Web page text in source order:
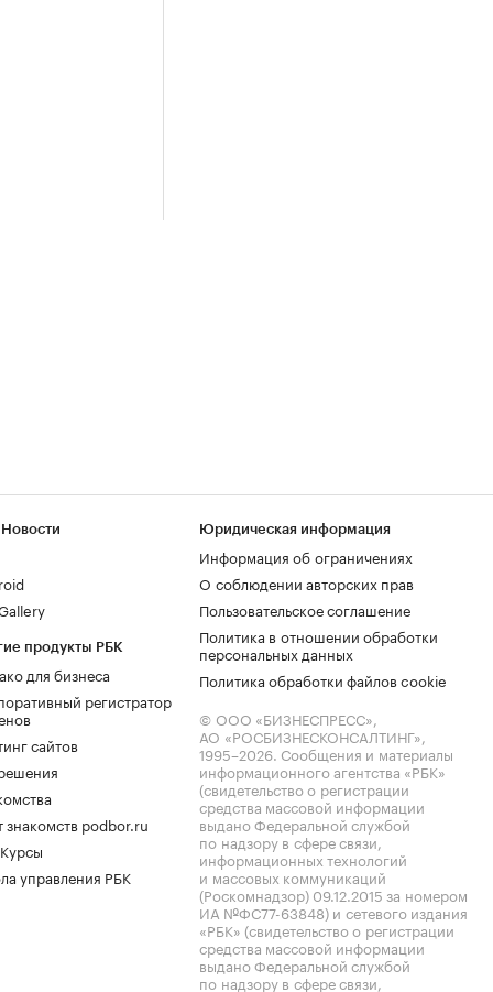
продукты РБК
для бизнеса
регистратор
сайтов
знакомств podbor.ru
управления РБК
Юридическая информация
Информация об ограничениях
О соблюдении авторских прав
Пользовательское соглашение
Политика в отношении обработки
персональных данных
Политика обработки файлов cookie
© ООО «БИЗНЕСПРЕСС»,
АО «РОСБИЗНЕСКОНСАЛТИНГ»,
1995–2026. Сообщения и материалы
информационного агентства «РБК»
(свидетельство о регистрации
средства массовой информации
выдано Федеральной службой
по надзору в сфере связи,
информационных технологий
и массовых коммуникаций
(Роскомнадзор) 09.12.2015 за номером
ИА №ФС77-63848) и сетевого издания
«РБК» (свидетельство о регистрации
средства массовой информации
выдано Федеральной службой
по надзору в сфере связи,